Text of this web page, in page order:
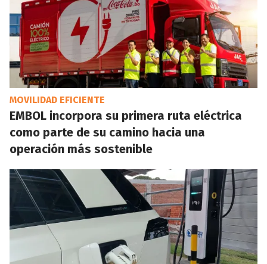
MOVILIDAD EFICIENTE
EMBOL incorpora su primera ruta eléctrica
como parte de su camino hacia una
operación más sostenible